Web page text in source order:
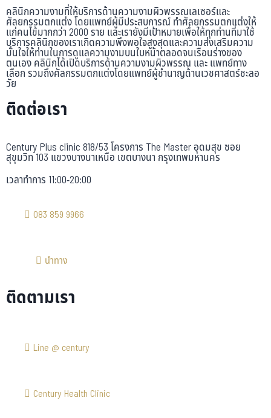
คลินิกความงามที่ให้บริการด้านความงามผิวพรรณเลเซอร์และ
ศัลยกรรมตกแต่ง โดยแพทย์ผู้มีประสบการณ์ ทำศัลยกรรมตกแต่งให้
แก่คนไข้มากกว่า 2000 ราย และเรายังมีเป้าหมายเพื่อให้ทุกท่านที่มาใช้
บริการคลินิกของเราเกิดความพึงพอใจสูงสุดและความส่งเสริมความ
มั่นใจให้ท่านในการดูแลความงามบนใบหน้าตลอดจนเรือนร่างของ
ตนเอง คลินิกได้เปิดบริการด้านความงามผิวพรรณ และ แพทย์ทาง
เลือก รวมถึงศัลกรรมตกแต่งโดยแพทย์ผู้ชำนาญด้านเวชศาสตร์ชะลอ
วัย
ติดต่อเรา
Century Plus clinic 818/53 โครงการ The Master อุดมสุข ซอย
สุขุมวิท 103 แขวงบางนาเหนือ เขตบางนา กรุงเทพมหานคร
เวลาทำการ 11:00-20:00
083 859 9966
นำทาง
ติดตามเรา
Line @ century
Century Health Clinic